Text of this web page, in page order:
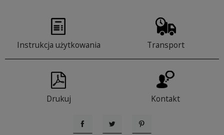
Instrukcja użytkowania Transport
Drukuj Kontakt